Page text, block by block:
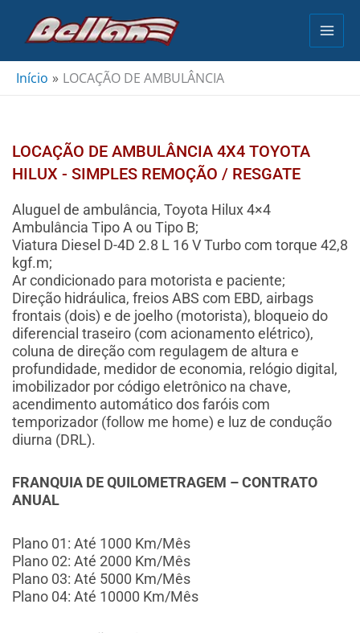
conteúdo
Início LOCAÇÃO DE AMBULÂNCIA
LOCAÇÃO DE AMBULÂNCIA 4X4 TOYOTA
HILUX - SIMPLES REMOÇÃO / RESGATE
Aluguel de ambulância, Toyota Hilux 4×4
Ambulância Tipo A ou Tipo B;
Viatura Diesel D-4D 2.8 L 16 V Turbo com torque 42,8
kgf.m;
Ar condicionado para motorista e paciente;
Direção hidráulica, freios ABS com EBD, airbags
frontais (dois) e de joelho (motorista), bloqueio do
diferencial traseiro (com acionamento elétrico),
coluna de direção com regulagem de altura e
profundidade, medidor de economia, relógio digital,
imobilizador por código eletrônico na chave,
acendimento automático dos faróis com
temporizador (follow me home) e luz de condução
diurna (DRL).
FRANQUIA DE QUILOMETRAGEM – CONTRATO
ANUAL
Plano 01: Até 1000 Km/Mês
Plano 02: Até 2000 Km/Mês
Plano 03: Até 5000 Km/Mês
Plano 04: Até 10000 Km/Mês